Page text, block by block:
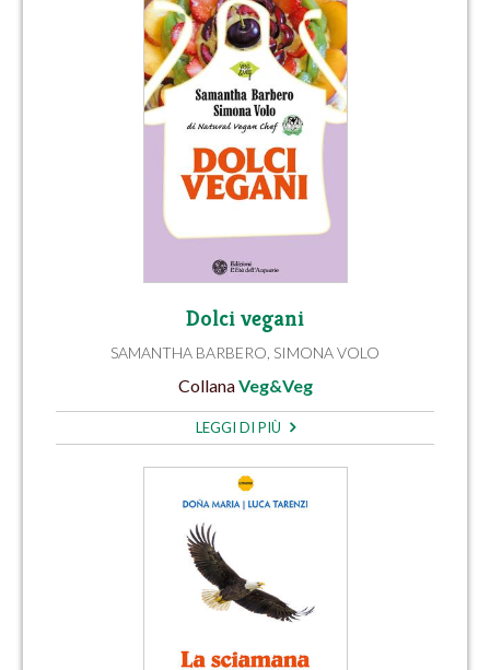
Dolci vegani
SAMANTHA BARBERO SIMONA VOLO
CollanaVeg&Veg
LEGGI DI PIÙ